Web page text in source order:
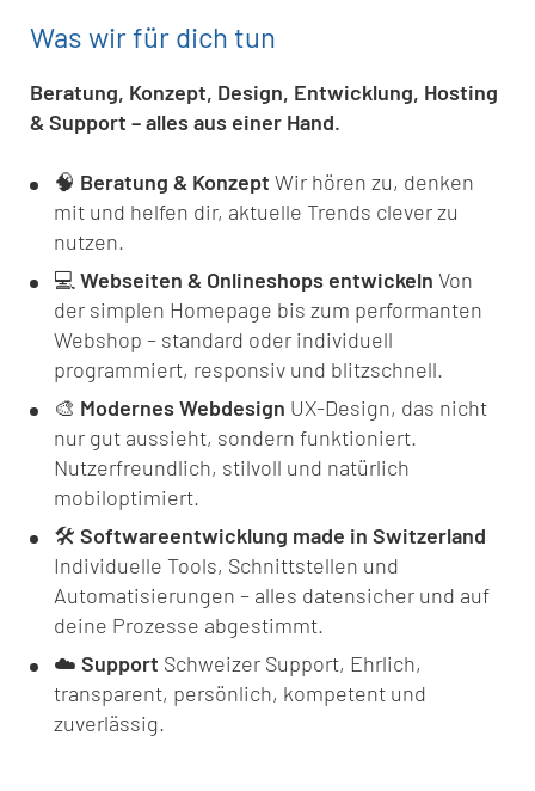
Was wir für dich tun
Beratung, Konzept, Design, Entwicklung, Hosting
& Support – alles aus einer Hand.
🧠 Beratung & Konzept Wir hören zu, denken
mit und helfen dir, aktuelle Trends clever zu
nutzen.
💻 Webseiten & Onlineshops entwickeln Von
der simplen Homepage bis zum performanten
Webshop – standard oder individuell
programmiert, responsiv und blitzschnell.
🎨 Modernes Webdesign UX-Design, das nicht
nur gut aussieht, sondern funktioniert.
Nutzerfreundlich, stilvoll und natürlich
mobiloptimiert.
🛠️ Softwareentwicklung made in Switzerland
Individuelle Tools, Schnittstellen und
Automatisierungen – alles datensicher und auf
deine Prozesse abgestimmt.
☁️ Support Schweizer Support, Ehrlich,
transparent, persönlich, kompetent und
zuverlässig.